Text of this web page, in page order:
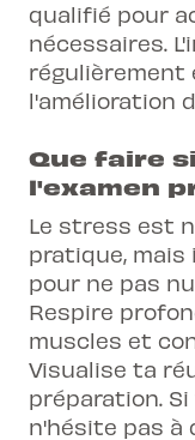
qualifié pour
nécessaires.
régulièrement
l'amélioration
Que faire
l'examen
Le stress est
pratique,
pour ne pas
Respire
muscles et
Visualise ta
préparation.
n'hésite pas à